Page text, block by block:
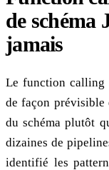
de schéma
jamais
Le function calling
de façon prévisible
du schéma plutôt
dizaines de
identifié les